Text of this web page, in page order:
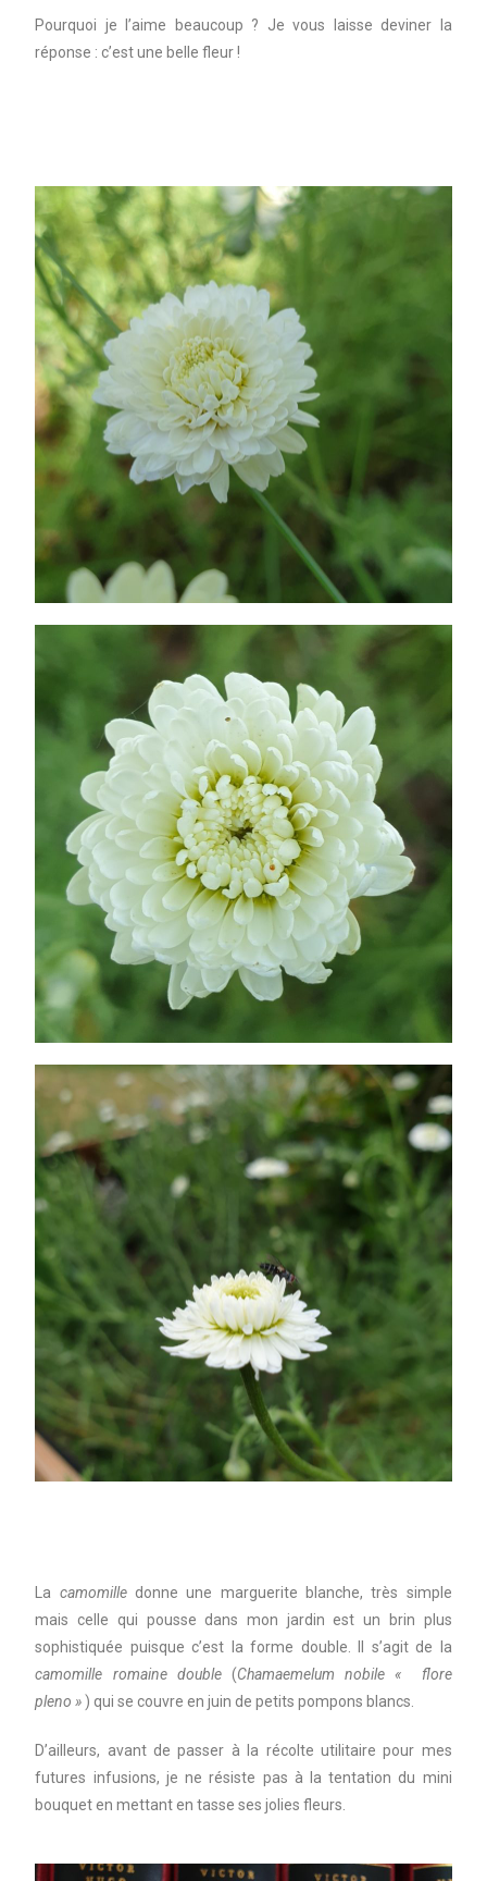
Pourquoi je l’aime beaucoup ? Je vous laisse deviner la
réponse : c’est une belle fleur !
La camomilledonne une marguerite blanche, très simple
mais celle qui pousse dans mon jardin est un brin plus
sophistiquée puisque c’est la forme double. Il s’agit de la
camomille romaine double(Chamaemelum nobile « flore
pleno » ) qui se couvre en juin de petits pompons blancs.
D’ailleurs, avant de passer à la récolte utilitaire pour mes
futures infusions, je ne résiste pas à la tentation du mini
bouquet en mettant en tasse ses jolies fleurs.